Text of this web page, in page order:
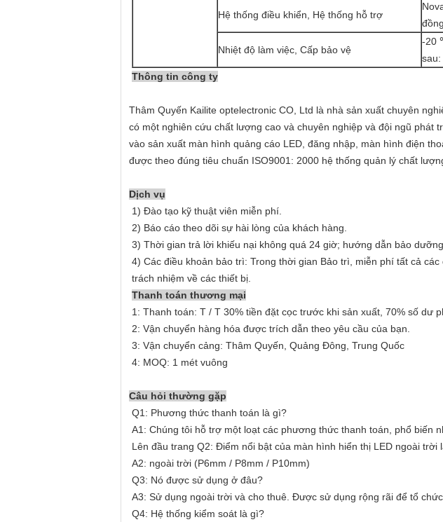
Hệ thống điều khiển, Hệ thống hỗ trợ
Nhiệt độ làm việc, Cấp bảo vệ
-20
sau:
Thông tin công ty
Thâm Quyến Kailite optelectronic CO, Ltd là nhà sản xuất chuyên
có một nghiên cứu chất lượng cao và chuyên nghiệp và đội ngũ phát
vào sản xuất màn hình quảng cáo LED, đăng nhập, màn hình điện
được theo đúng tiêu chuẩn ISO9001: 2000 hệ thống quản lý chất
Dịch vụ
1) Đào tạo kỹ thuật viên miễn phí.
2) Báo cáo theo dõi sự hài lòng của khách hàng.
3) Thời gian trả lời khiếu nại không quá 24 giờ; hướng dẫn bảo
4) Các điều khoản bảo trì: Trong thời gian Bảo trì, miễn phí tất cả
trách nhiệm về các thiết bị.
Thanh toán thương mại
1: Thanh toán: T / T 30% tiền đặt cọc trước khi sản xuất, 70% số dư
2: Vận chuyển hàng hóa được trích dẫn theo yêu cầu của bạn.
3: Vận chuyển cảng: Thâm Quyến, Quảng Đông, Trung Quốc
4: MOQ: 1 mét vuông
Câu hỏi thường gặp
Q1: Phương thức thanh toán là gì?
A1: Chúng tôi hỗ trợ một loạt các phương thức thanh toán, phổ biến
Lên đầu trang Q2: Điểm nổi bật của màn hình hiển thị LED ngoài trời
A2: ngoài trời (P6mm / P8mm / P10mm)
Q3: Nó được sử dụng ở đâu?
A3: Sử dụng ngoài trời và cho thuê. Được sử dụng rộng rãi để tổ
Q4: Hệ thống kiểm soát là gì?